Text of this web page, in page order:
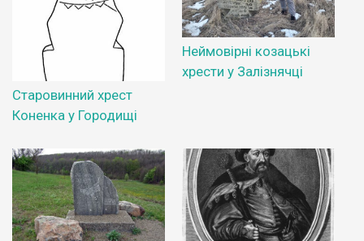
Старовинний хрест
Коненка у Городищі
Неймовірні козацькі
хрести у Залізнячці